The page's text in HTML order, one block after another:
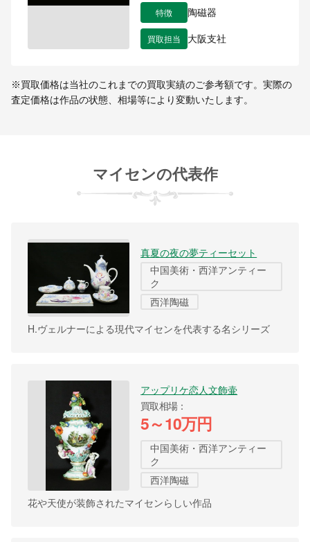
特徴 陶磁器
買取担当 大阪支社
※買取価格は当社のこれまでの買取実績のご参考額です。実際の
査定価格は作品の状態、相場等により変動いたします。
マイセンの代表作
真夏の夜の夢ティーセット
中国美術・西洋アンティー
ク
西洋陶磁
H.ヴェルナーによる現代マイセンを代表する名シリーズ
アップリケ恋人文飾壷
買取相場
5～10万円
中国美術・西洋アンティー
ク
西洋陶磁
花や天使が装飾されたマイセンらしい作品